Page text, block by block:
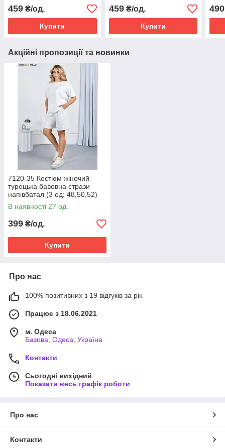
459 ₴/од.
Купити
459₴/од.
Купити
490
Акційні пропозиції та новинки
7120-35 Костюм жіночий
турецька бавовна стрази
напівбатал (3 од: 48,50,52)
В наявності 27 од.
399 ₴/од.
Купити
Про нас
100% позитивних з 19 відгуків за рік
Працює з 18.06.2021
м. Одеса
Базова, Одеса, Україна
Контакти
Сьогодні вихідний
Показати весь графік роботи
Про нас
Контакти